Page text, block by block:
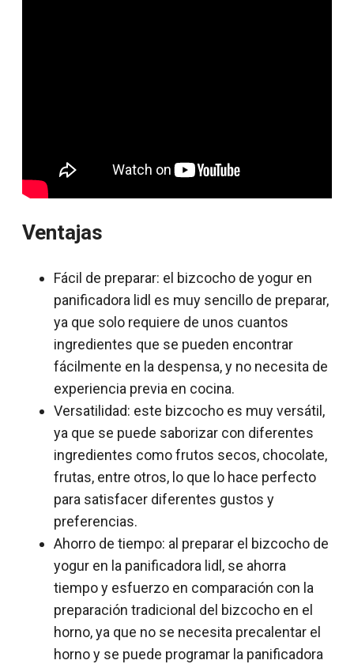
Ventajas
Fácil de preparar: el bizcocho de yogur en
panificadora lidl es muy sencillo de preparar,
ya que solo requiere de unos cuantos
ingredientes que se pueden encontrar
fácilmente en la despensa, y no necesita de
experiencia previa en cocina.
Versatilidad: este bizcocho es muy versátil,
ya que se puede saborizar con diferentes
ingredientes como frutos secos, chocolate,
frutas, entre otros, lo que lo hace perfecto
para satisfacer diferentes gustos y
preferencias.
Ahorro de tiempo: al preparar el bizcocho de
yogur en la panificadora lidl, se ahorra
tiempo y esfuerzo en comparación con la
preparación tradicional del bizcocho en el
horno, ya que no se necesita precalentar el
horno y se puede programar la panificadora